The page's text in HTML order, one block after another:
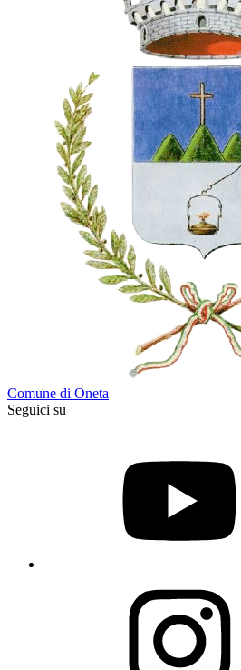
Comune di Oneta
Seguici su